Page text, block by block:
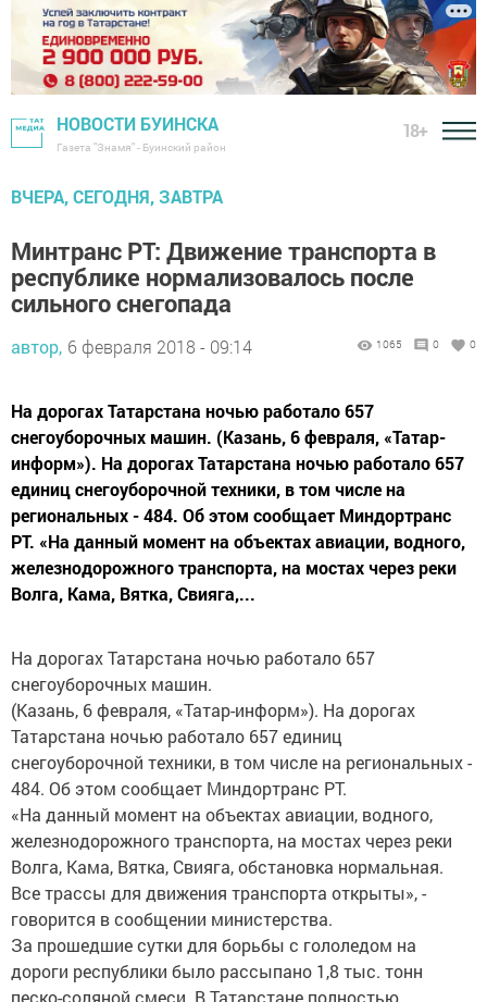
НОВОСТИ БУИНСКА
Газета "Знамя" - Буинский район
18+
ВЧЕРА, СЕГОДНЯ, ЗАВТРА
Минтранс РТ: Движение транспорта в
республике нормализовалось после
сильного снегопада
автор, 6 февраля 2018 - 09:14 1065 0 0
На дорогах Татарстана ночью работало 657
снегоуборочных машин. (Казань, 6 февраля, «Татар-
информ»). На дорогах Татарстана ночью работало 657
единиц снегоуборочной техники, в том числе на
региональных - 484. Об этом сообщает Миндортранс
РТ. «На данный момент на объектах авиации, водного,
железнодорожного транспорта, на мостах через реки
Волга, Кама, Вятка, Свияга,...
На дорогах Татарстана ночью работало 657
снегоуборочных машин.
(Казань, 6 февраля, «Татар-информ»). На дорогах
Татарстана ночью работало 657 единиц
снегоуборочной техники, в том числе на региональных -
484. Об этом сообщает Миндортранс РТ.
«На данный момент на объектах авиации, водного,
железнодорожного транспорта, на мостах через реки
Волга, Кама, Вятка, Свияга, обстановка нормальная.
Все трассы для движения транспорта открыты», -
говорится в сообщении министерства.
За прошедшие сутки для борьбы с гололедом на
дороги республики было рассыпано 1,8 тыс. тонн